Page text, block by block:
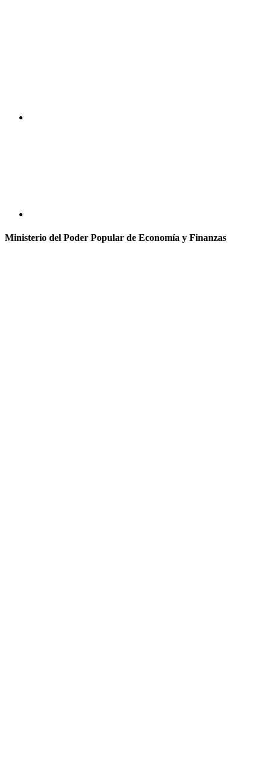
Ministerio del Poder Popular de Economía y Finanzas